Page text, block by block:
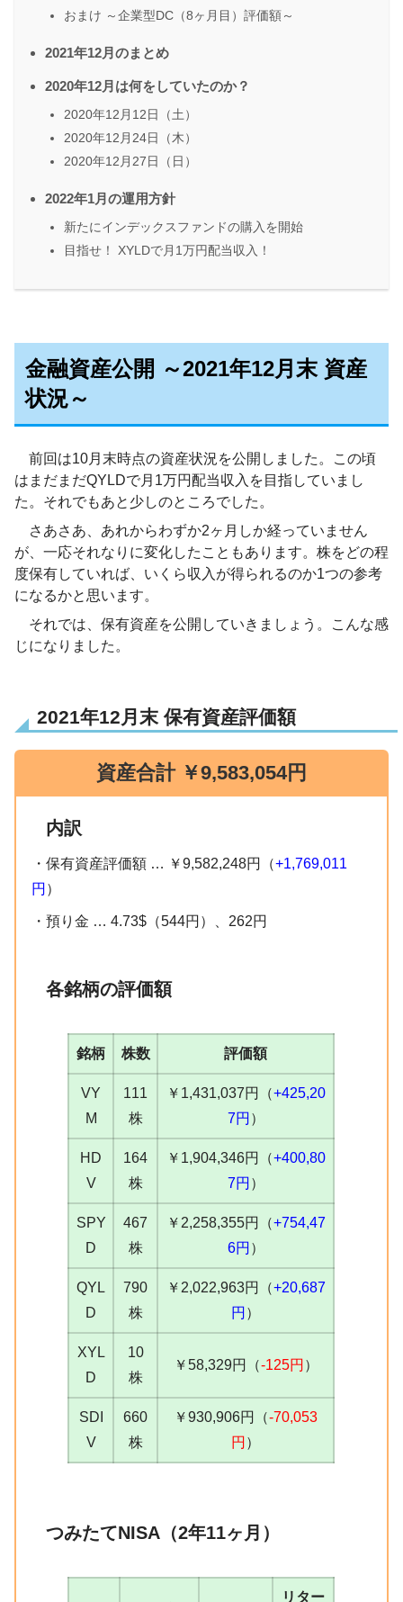
おまけ ～企業型DC（8ヶ月目）評価額～
2021年12月のまとめ
2020年12月は何をしていたのか？
2020年12月12日（土）
2020年12月24日（木）
2020年12月27日（日）
2022年1月の運用方針
新たにインデックスファンドの購入を開始
目指せ！ XYLDで月1万円配当収入！
金融資産公開 ～2021年12月末 資産
状況～
前回は10月末時点の資産状況を公開しました。この頃
はまだまだQYLDで月1万円配当収入を目指していまし
た。それでもあと少しのところでした。
さあさあ、あれからわずか2ヶ月しか経っていません
が、一応それなりに変化したこともあります。株をどの程
度保有していれば、いくら収入が得られるのか1つの参考
になるかと思います。
それでは、保有資産を公開していきましょう。こんな感
じになりました。
2021年12月末 保有資産評価額
資産合計 ￥9,583,054円
内訳
・保有資産評価額 … ￥9,582,248円（+1,769,011
円 ）
・預り金 … 4.73$（544円）、262円
各銘柄の評価額
銘柄 株数 評価額
VY
M
111
株
￥1,431,037円（+425,20
7円 ）
HD
V
164
株
￥1,904,346円（+400,80
7円 ）
SPY
D
467
株
￥2,258,355円（+754,47
6円 ）
QYL
D
790
株
￥2,022,963円（+20,687
円 ）
XYL
D
10
株
￥58,329円（-125円 ）
SDI
V
660
株
￥930,906円（-70,053
円 ）
つみたてNISA（2年11ヶ月）
リター